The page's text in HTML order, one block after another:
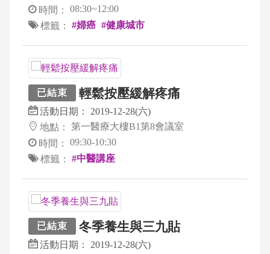
時間：
08:30~12:00
標籤：
#婦癌 #健康城市
已結束 輕鬆按壓緩解疼痛
活動日期：
2019-12-28(六)
地點：
第一醫療大樓B1第8會議室
時間：
09:30-10:30
標籤：
#中醫講座
已結束 冬季養生與三九貼
活動日期：
2019-12-28(六)